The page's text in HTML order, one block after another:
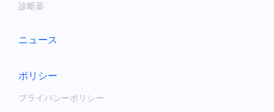
診断薬
ニュース
ポリシー
プライバシーポリシー